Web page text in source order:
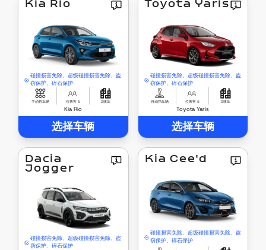
Kia Rio
碰撞损害免除、超级碰撞损害免除、盗
窃保护、碎石保护
手动挡车辆 位乘客 5 2驱车
Kia Rio
选择车辆
Toyota Yaris
碰撞损害免除、超级碰撞损害免除、盗
窃保护、碎石保护
自动挡车辆 位乘客 5 2驱车
Toyota Yaris
选择车辆
Dacia
Jogger
碰撞损害免除、超级碰撞损害免除、盗
窃保护、碎石保护
Kia Cee'd
碰撞损害免除、超级碰撞损害免除、盗
窃保护、碎石保护